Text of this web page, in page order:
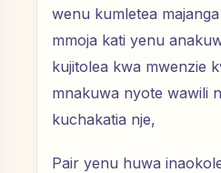
wenu kumletea
mmoja kati yenu
kujitolea kwa mwenzie
mnakuwa nyote wawili
kuchakatia nje,
Pair yenu huwa